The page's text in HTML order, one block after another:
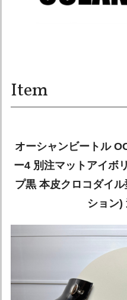
Item
オーシャンビートル
ー4 別注マットアイボ
プ黒 本皮クロコダイ
ション)